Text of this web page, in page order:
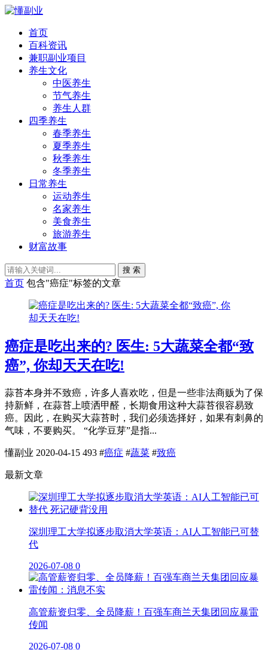
首页
百科资讯
兼职副业项目
养生文化
中医养生
节气养生
养生人群
四季养生
春季养生
夏季养生
秋季养生
冬季养生
日常养生
运动养生
名家养生
美食养生
旅游养生
财富故事
搜 索
首页 包含"癌症"标签的文章
癌症是吃出来的? 医生: 5大蔬菜全都“致
癌”, 你却天天在吃!
蒜苔本身并不致癌，许多人喜欢吃，但是一些非法商贩为了保
持新鲜，在蒜苔上喷洒甲醛，长期食用这种大蒜苔很容易致
癌。因此，在购买大蒜苔时，我们必须选择好，如果有刺鼻的
气味，不要购买。 “化学豆芽”是指...
懂副业 2020-04-15 493 #癌症 #蔬菜 #致癌
最新文章
深圳理工大学拟逐步取消大学英语：AI人工智能已可替
代
2026-07-08 0
高管薪资归零、全员降薪！百强车商兰天集团回应暴雷
传闻
2026-07-08 0